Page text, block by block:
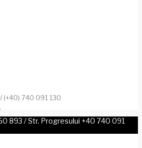
(+40) 740 091 130
893 / Str. Progresului +40 740 091